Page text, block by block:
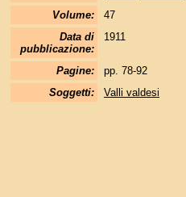
Volume:
47
Data di
pubblicazione:
1911
Pagine:
pp. 78-92
Soggetti:
Valli valdesi